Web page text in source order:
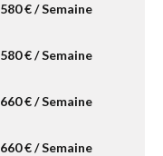
580 € / Semaine
580 € / Semaine
660 € / Semaine
660 € / Semaine